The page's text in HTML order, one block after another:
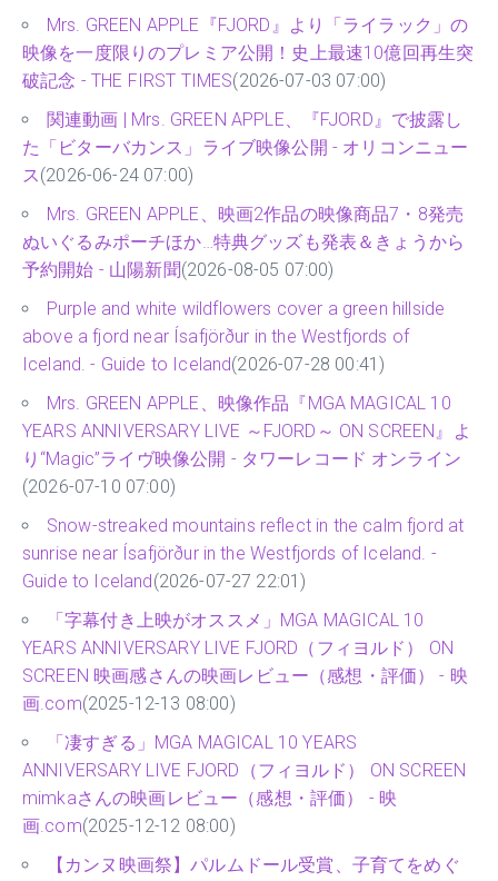
Mrs. GREEN APPLE『FJORD』より「ライラック」の
映像を一度限りのプレミア公開！史上最速10億回再生突
破記念 - THE FIRST TIMES(2026-07-03 07:00)
関連動画 | Mrs. GREEN APPLE、『FJORD』で披露し
た「ビターバカンス」ライブ映像公開 - オリコンニュー
ス(2026-06-24 07:00)
Mrs. GREEN APPLE、映画2作品の映像商品7・8発売
ぬいぐるみポーチほか…特典グッズも発表＆きょうから
予約開始 - 山陽新聞(2026-08-05 07:00)
Purple and white wildflowers cover a green hillside
above a fjord near Ísafjörður in the Westfjords of
Iceland. - Guide to Iceland(2026-07-28 00:41)
Mrs. GREEN APPLE、映像作品『MGA MAGICAL 10
YEARS ANNIVERSARY LIVE ～FJORD～ ON SCREEN』よ
り“Magic”ライヴ映像公開 - タワーレコード オンライン
(2026-07-10 07:00)
Snow-streaked mountains reflect in the calm fjord at
sunrise near Ísafjörður in the Westfjords of Iceland. -
Guide to Iceland (2026-07-27 22:01)
「字幕付き上映がオススメ」MGA MAGICAL 10
YEARS ANNIVERSARY LIVE FJORD（フィヨルド） ON
SCREEN 映画感さんの映画レビュー（感想・評価） - 映
画.com(2025-12-13 08:00)
「凄すぎる」MGA MAGICAL 10 YEARS
ANNIVERSARY LIVE FJORD（フィヨルド） ON SCREEN
mimkaさんの映画レビュー（感想・評価） - 映
画.com(2025-12-12 08:00)
【カンヌ映画祭】パルムドール受賞、子育てをめぐ